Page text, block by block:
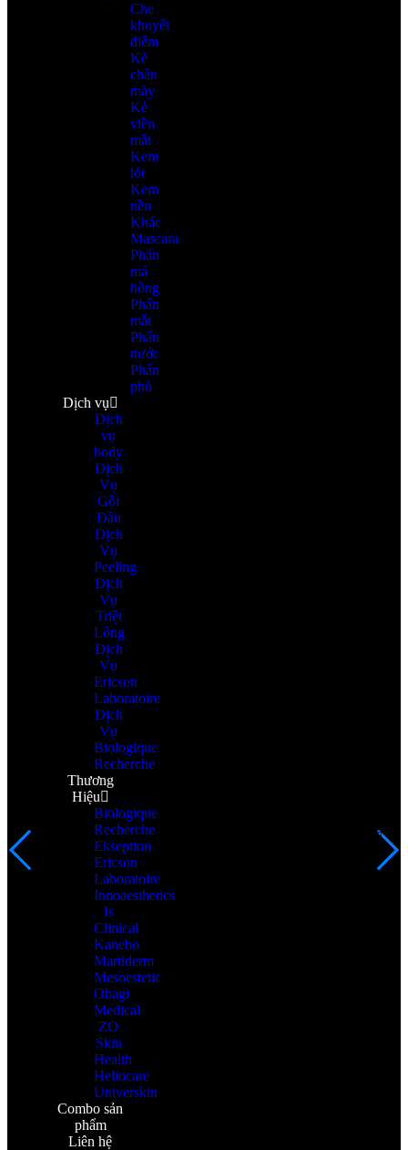
Che
khuyết
điểm
Kẻ
chân
mày
Kẻ
viền
mắt
Kem
lót
Kem
nền
Khác
Mascara
Phấn
má
hồng
Phấn
mắt
Phấn
nước
Phấn
phủ
Dịch vụ
Dịch
vụ
body
Dịch
Vụ
Gội
Đầu
Dịch
Vụ
Peeling
Dịch
Vụ
Triệt
Lông
Dịch
Vụ
Ericson
Laboratoire
Dịch
Vụ
Biologique
Recherche
Thương
Hiệu
Biologique
Recherche
Ekseption
Ericson
Laboratoire
Innoaesthetics
Is
Clinical
Kanebo
Martiderm
Mesoestetic
Obagi
Medical
ZO
Skin
Health
Heliocare
Universkin
Combo sản
phẩm
Liên hệ